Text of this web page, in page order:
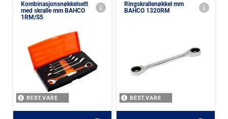
Kombinasjonsnøkkelsett
med skralle mm BAHCO
1RM/S5
BEST.VARE
Ringskrallenøkkel mm
BAHCO 1320RM
BEST.VARE